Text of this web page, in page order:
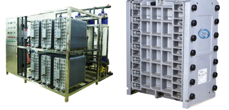
麦克尼斯EDI模块维修
PureTec （浦睿）EDI模
块维修